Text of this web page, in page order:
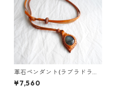
革石ペンダント(ラブラドライ
ト)
¥7,560